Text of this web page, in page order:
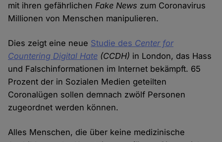
mit ihren gefährlichenFake News zum Coronavirus
Millionen von Menschen manipulieren.
Dies zeigt eine neue Studie des Center for
Countering Digital Hate (CCDH) in London, das Hass
und Falschinformationen im Internet bekämpft. 65
Prozent der in Sozialen Medien geteilten
Coronalügen sollen demnach zwölf Personen
zugeordnet werden können.
Alles Menschen, die über keine medizinische